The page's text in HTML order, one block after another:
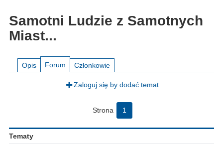
Samotni Ludzie z Samotnych
Miast...
Opis Forum Członkowie
Zaloguj się by dodać temat
Strona 1
Tematy